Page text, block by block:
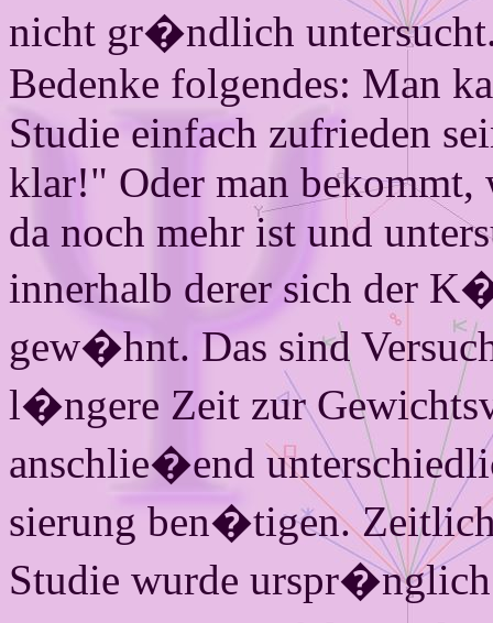
nicht gr�ndlich
Bedenke folgendes: Man
Studie einfach zufrieden
klar!" Oder man bekommt,
da noch mehr ist und
innerhalb derer sich der
gew�hnt. Das sind
l�ngere Zeit zur
anschlie�end
sierung ben�tigen.
Studie wurde